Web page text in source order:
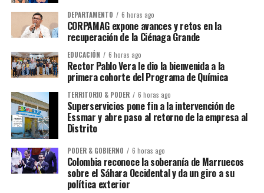
DEPARTAMENTO 6 horas ago
CORPAMAG expone avances y retos en la
recuperación de la Ciénaga Grande
EDUCACIÓN 6 horas ago
Rector Pablo Vera le dio la bienvenida a la
primera cohorte del Programa de Química
TERRITORIO & PODER 6 horas ago
Superservicios pone fin a la intervención de
Essmar y abre paso al retorno de la empresa al
Distrito
PODER & GOBIERNO 6 horas ago
Colombia reconoce la soberanía de Marruecos
sobre el Sáhara Occidental y da un giro a su
política exterior